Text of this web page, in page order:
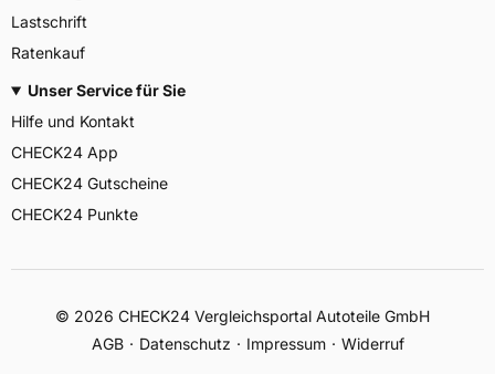
Lastschrift
Ratenkauf
Unser Service für Sie
Hilfe und Kontakt
CHECK24 App
CHECK24 Gutscheine
CHECK24 Punkte
© 2026 CHECK24 Vergleichsportal Autoteile GmbH
AGB
Datenschutz Impressum Widerruf